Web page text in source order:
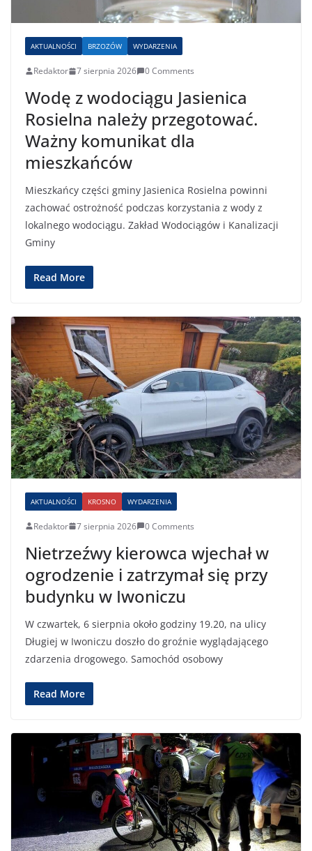
AKTUALNOŚCI BRZOZÓW WYDARZENIA
Redaktor 7 sierpnia 2026 0 Comments
Wodę z wodociągu Jasienica
Rosielna należy przegotować.
Ważny komunikat dla
mieszkańców
Mieszkańcy części gminy Jasienica Rosielna powinni
zachować ostrożność podczas korzystania z wody z
lokalnego wodociągu. Zakład Wodociągów i Kanalizacji
Gminy
Read More
AKTUALNOŚCI KROSNO WYDARZENIA
Redaktor 7 sierpnia 2026 0 Comments
Nietrzeźwy kierowca wjechał w
ogrodzenie i zatrzymał się przy
budynku w Iwoniczu
W czwartek, 6 sierpnia około godziny 19.20, na ulicy
Długiej w Iwoniczu doszło do groźnie wyglądającego
zdarzenia drogowego. Samochód osobowy
Read More